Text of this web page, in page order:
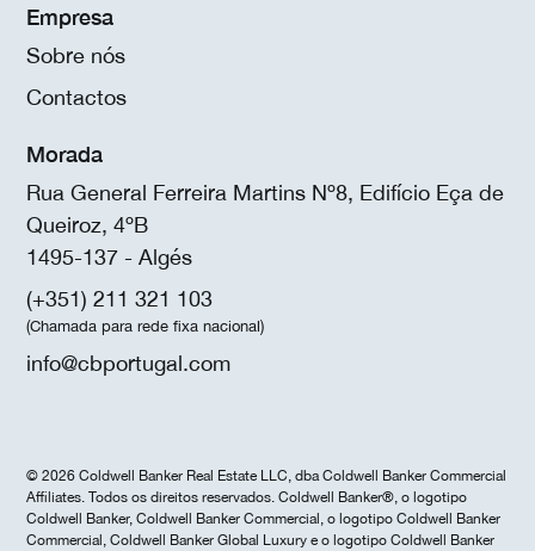
Empresa
Sobre nós
Contactos
Morada
Rua General Ferreira Martins Nº8, Edifício Eça de
Queiroz, 4ºB
1495-137 - Algés
(+351) 211 321 103
(Chamada para rede fixa nacional)
info@cbportugal.com
© 2026 Coldwell Banker Real Estate LLC, dba Coldwell Banker Commercial
Affiliates. Todos os direitos reservados. Coldwell Banker®, o logotipo
Coldwell Banker, Coldwell Banker Commercial, o logotipo Coldwell Banker
Commercial, Coldwell Banker Global Luxury e o logotipo Coldwell Banker